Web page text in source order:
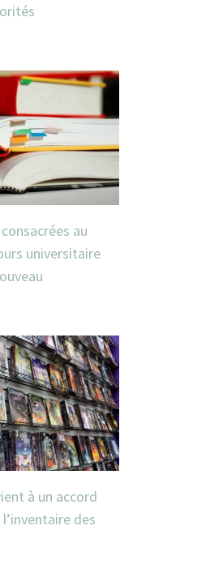
au
universitaire
à un accord
des